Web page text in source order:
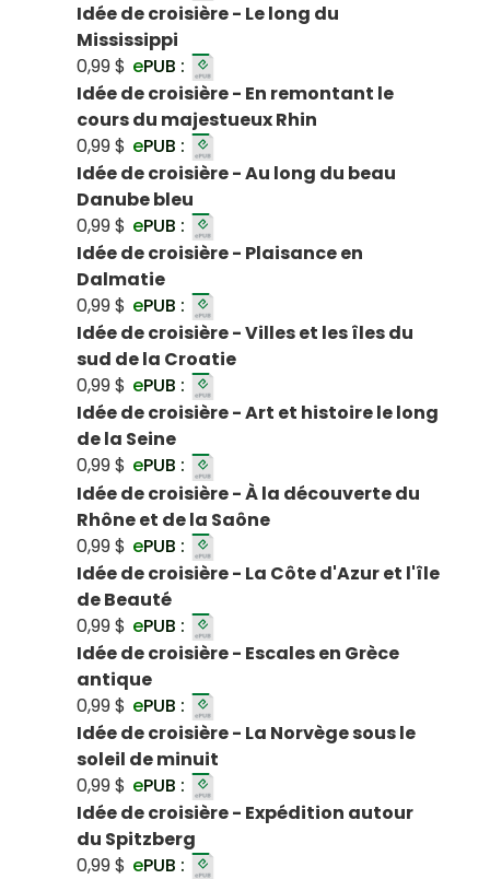
Idée de croisière - Le long du
Mississippi
0,99 $ ePUB :
Idée de croisière - En remontant le
cours du majestueux Rhin
0,99 $ ePUB :
Idée de croisière - Au long du beau
Danube bleu
0,99 $ ePUB :
Idée de croisière - Plaisance en
Dalmatie
0,99 $ ePUB :
Idée de croisière - Villes et les îles du
sud de la Croatie
0,99 $ ePUB :
Idée de croisière - Art et histoire le long
de la Seine
0,99 $ ePUB :
Idée de croisière - À la découverte du
Rhône et de la Saône
0,99 $ ePUB :
Idée de croisière - La Côte d'Azur et l'île
de Beauté
0,99 $ ePUB :
Idée de croisière - Escales en Grèce
antique
0,99 $ ePUB :
Idée de croisière - La Norvège sous le
soleil de minuit
0,99 $ ePUB :
Idée de croisière - Expédition autour
du Spitzberg
0,99 $ ePUB :